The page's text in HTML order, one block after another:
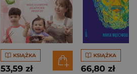
KSIĄŻKA
53,59 zł
KSIĄŻKA
66,80 zł